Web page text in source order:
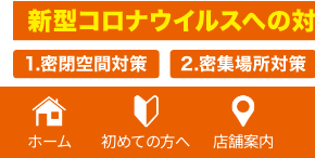
ホーム 初めての方へ 店舗案内